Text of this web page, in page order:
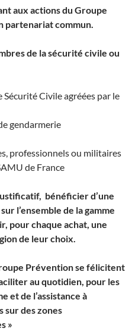
aux actions du Groupe
partenariat commun.
de la sécurité civile ou
Civile agréées par le
gendarmerie
professionnels ou militaires
de France
bénéficier d’une
l’ensemble de la gamme
pour chaque achat, une
de leur choix.
Prévention se félicitent
au quotidien, pour les
et de l’assistance à
sur des zones
»